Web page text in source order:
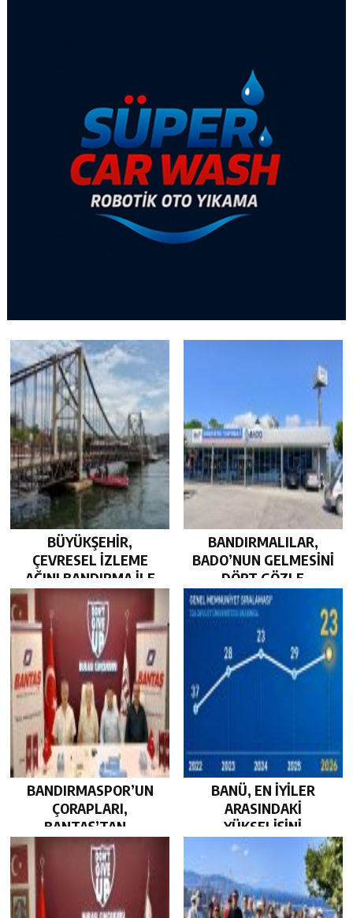
BÜYÜKŞEHİR,
ÇEVRESEL İZLEME
AĞINI BANDIRMA İLE
GÜÇLENDİRDİ…
BANDIRMALILAR,
BADO’NUN GELMESİNİ
DÖRT GÖZLE
BEKLİYOR…
BANDIRMASPOR’UN
ÇORAPLARI,
BANTAŞ’TAN…
BANÜ, EN İYİLER
ARASINDAKİ
YÜKSELİŞİNİ
SÜRDÜRDÜ…